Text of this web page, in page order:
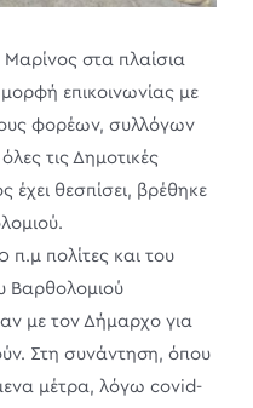
στα πλαίσια
επικοινωνίας με
φορέων, συλλόγων
τις Δημοτικές
έχει θεσπίσει, βρέθηκε
π.μ πολίτες και του
Βαρθολομιού
με τον Δήμαρχο για
Στη συνάντηση, όπου
μέτρα, λόγω covid-